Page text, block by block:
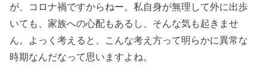
が、コロナ禍ですからねー。私自身が無理して外に出歩
いても、家族への心配もあるし、そんな気も起きませ
ん。よっく考えると、こんな考え方って明らかに異常な
時期なんだなって思いますよね。